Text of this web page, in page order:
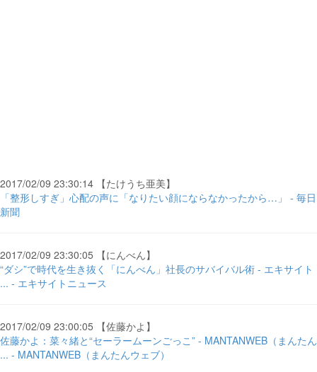
2017/02/09 23:30:14 【たけうち亜美】
「整形しすぎ」心配の声に「なりたい顔にならなかったから…」 - 毎日
新聞
2017/02/09 23:30:05 【にんべん】
“ダシ”で時代を生き抜く「にんべん」社長のサバイバル術 - エキサイト
... - エキサイトニュース
2017/02/09 23:00:05 【佐藤かよ】
佐藤かよ：菜々緒と“セーラームーンごっこ” - MANTANWEB（まんたん
... - MANTANWEB（まんたんウェブ）